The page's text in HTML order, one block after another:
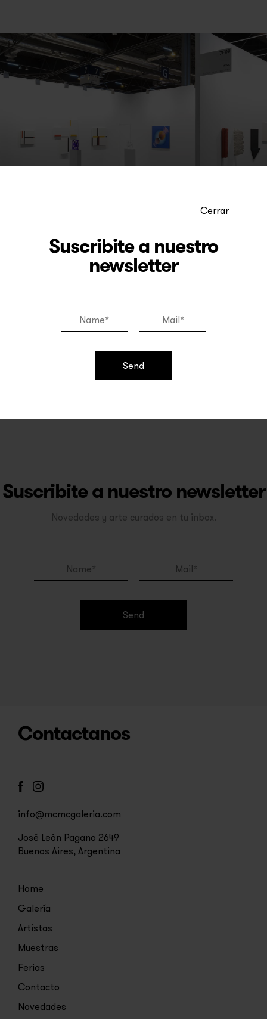
Cerrar
Suscribite a nuestro
newsletter
Send
Recapitulando arteBA 2019
la mejor obra de la exposición, capturando la
atención de todo el pabellón. La misma fue realizada
Suscribite a nuestro newsletter
Novedades y arte curados en tu inbox.
Send
Contactanos
info@mcmcgaleria.com
José León Pagano 2649
Buenos Aires, Argentina
Home
Galería
Artistas
Muestras
Ferias
Contacto
Novedades